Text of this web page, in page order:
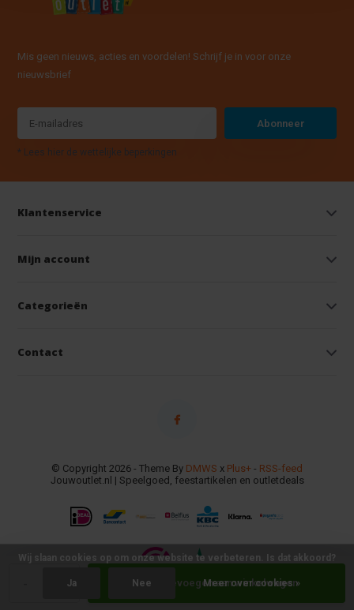
+ Toevoegen aan winkelwagen
Mis geen nieuws, acties en voordelen! Schrijf je in voor onze
nieuwsbrief
Abonneer
* Lees hier de wettelijke beperkingen
Klantenservice
Mijn account
Categorieën
Contact
© Copyright 2026 - Theme By DMWS x Plus+ - RSS-feed
Jouwoutlet.nl | Speelgoed, feestartikelen en outletdeals
Wij slaan cookies op om onze website te verbeteren. Is dat akkoord?
Ja Nee Meer over cookies »